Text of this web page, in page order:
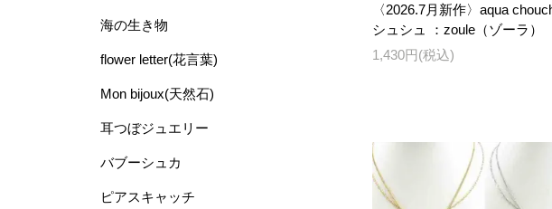
〈2026.7月新作〉aqua
シュシュ ：zoule（ゾーラ）
1,430円(税込)
海の生き物
flower letter(花言葉)
Mon bijoux(天然石)
耳つぼジュエリー
バブーシュカ
ピアスキャッチ